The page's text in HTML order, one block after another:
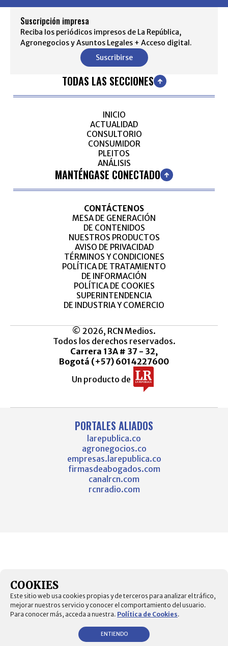
Suscripción impresa
Reciba los periódicos impresos de La República,
Agronegocios y Asuntos Legales + Acceso digital.
Suscribirse
TODAS LAS SECCIONES
INICIO
ACTUALIDAD
CONSULTORIO
CONSUMIDOR
PLEITOS
ANÁLISIS
MANTÉNGASE CONECTADO
CONTÁCTENOS
MESA DE GENERACIÓN
DE CONTENIDOS
NUESTROS PRODUCTOS
AVISO DE PRIVACIDAD
TÉRMINOS Y CONDICIONES
POLÍTICA DE TRATAMIENTO
DE INFORMACIÓN
POLÍTICA DE COOKIES
SUPERINTENDENCIA
DE INDUSTRIA Y COMERCIO
© 2026, RCN Medios.
Todos los derechos reservados.
Carrera 13A # 37 - 32,
Bogotá (+57) 6014227600
Un producto de
PORTALES ALIADOS
larepublica.co
agronegocios.co
empresas.larepublica.co
firmasdeabogados.com
canalrcn.com
rcnradio.com
COOKIES
Este sitio web usa cookies propias y de terceros para analizar el tráfico,
mejorar nuestros servicio y conocer el comportamiento del usuario.
Para conocer más, acceda a nuestra. Política de Cookies.
ENTIENDO